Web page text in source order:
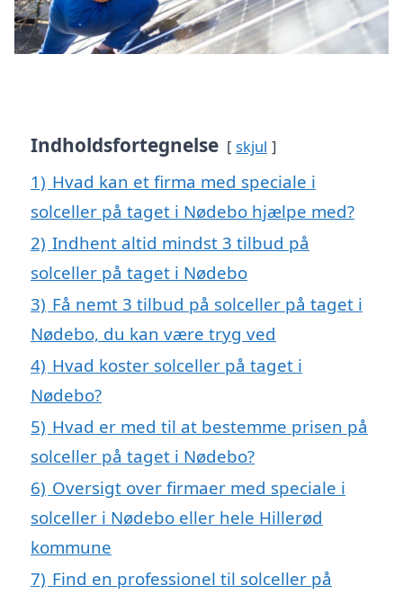
Indholdsfortegnelse skjul
1) Hvad kan et firma med speciale i
solceller på taget i Nødebo hjælpe med?
2) Indhent altid mindst 3 tilbud på
solceller på taget i Nødebo
3) Få nemt 3 tilbud på solceller på taget i
Nødebo, du kan være tryg ved
4) Hvad koster solceller på taget i
Nødebo?
5) Hvad er med til at bestemme prisen på
solceller på taget i Nødebo?
6) Oversigt over firmaer med speciale i
solceller i Nødebo eller hele Hillerød
kommune
7) Find en professionel til solceller på